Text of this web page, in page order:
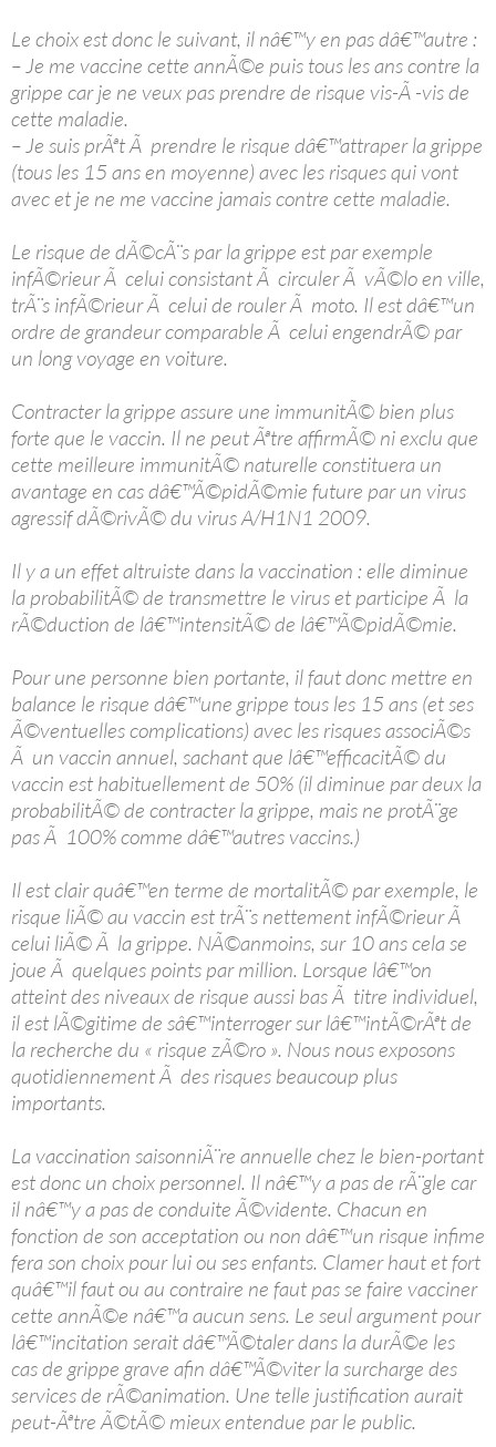
Le choix est donc le suivant, il nâ€™y en pas dâ€™autre :
– Je me vaccine cette annÃ©e puis tous les ans contre la
grippe car je ne veux pas prendre de risque vis-Ã -vis de
cette maladie.
– Je suis prÃªt Ã prendre le risque dâ€™attraper la grippe
(tous les 15 ans en moyenne) avec les risques qui vont
avec et je ne me vaccine jamais contre cette maladie.
Le risque de dÃ©cÃ¨s par la grippe est par exemple
infÃ©rieur Ã celui consistant Ã circuler Ã vÃ©lo en ville,
trÃ¨s infÃ©rieur Ã celui de rouler Ã moto. Il est dâ€™un
ordre de grandeur comparable Ã celui engendrÃ© par
un long voyage en voiture.
Contracter la grippe assure une immunitÃ© bien plus
forte que le vaccin. Il ne peut Ãªtre affirmÃ© ni exclu que
cette meilleure immunitÃ© naturelle constituera un
avantage en cas dâ€™Ã©pidÃ©mie future par un virus
agressif dÃ©rivÃ© du virus A/H1N1 2009.
Il y a un effet altruiste dans la vaccination : elle diminue
la probabilitÃ© de transmettre le virus et participe Ã la
rÃ©duction de lâ€™intensitÃ© de lâ€™Ã©pidÃ©mie.
Pour une personne bien portante, il faut donc mettre en
balance le risque dâ€™une grippe tous les 15 ans (et ses
Ã©ventuelles complications) avec les risques associÃ©s
Ã un vaccin annuel, sachant que lâ€™efficacitÃ© du
vaccin est habituellement de 50% (il diminue par deux la
probabilitÃ© de contracter la grippe, mais ne protÃ¨ge
pas Ã 100% comme dâ€™autres vaccins.)
Il est clair quâ€™en terme de mortalitÃ© par exemple, le
risque liÃ© au vaccin est trÃ¨s nettement infÃ©rieur Ã
celui liÃ© Ã la grippe. NÃ©anmoins, sur 10 ans cela se
joue Ã quelques points par million. Lorsque lâ€™on
atteint des niveaux de risque aussi bas Ã titre individuel,
il est lÃ©gitime de sâ€™interroger sur lâ€™intÃ©rÃªt de
la recherche du « risque zÃ©ro ». Nous nous exposons
quotidiennement Ã des risques beaucoup plus
importants.
La vaccination saisonniÃ¨re annuelle chez le bien-portant
est donc un choix personnel. Il nâ€™y a pas de rÃ¨gle car
il nâ€™y a pas de conduite Ã©vidente. Chacun en
fonction de son acceptation ou non dâ€™un risque infime
fera son choix pour lui ou ses enfants. Clamer haut et fort
quâ€™il faut ou au contraire ne faut pas se faire vacciner
cette annÃ©e nâ€™a aucun sens. Le seul argument pour
lâ€™incitation serait dâ€™Ã©taler dans la durÃ©e les
cas de grippe grave afin dâ€™Ã©viter la surcharge des
services de rÃ©animation. Une telle justification aurait
peut-Ãªtre Ã©tÃ© mieux entendue par le public.